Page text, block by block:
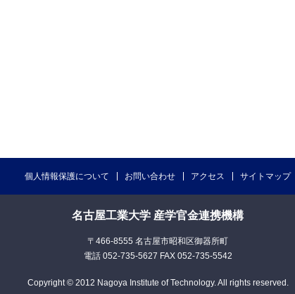
個人情報保護について お問い合わせ アクセス サイトマップ
名古屋工業大学 産学官金連携機構
〒466-8555 名古屋市昭和区御器所町
電話 052-735-5627 FAX 052-735-5542
Copyright © 2012 Nagoya Institute of Technology. All rights reserved.